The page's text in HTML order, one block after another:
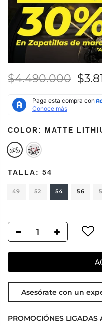
$4.490.000
COLOR: MATTE
TALLA: 54
49 52 54 56
Asesórate con un
PROMOCIÓNES LIGADAS